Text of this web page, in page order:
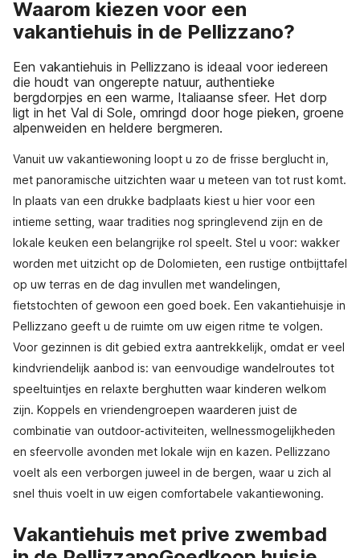
Waarom kiezen voor een
vakantiehuis in de Pellizzano?
Een vakantiehuis in Pellizzano is ideaal voor iedereen
die houdt van ongerepte natuur, authentieke
bergdorpjes en een warme, Italiaanse sfeer. Het dorp
ligt in het Val di Sole, omringd door hoge pieken, groene
alpenweiden en heldere bergmeren.
Vanuit uw vakantiewoning loopt u zo de frisse berglucht in,
met panoramische uitzichten waar u meteen van tot rust komt.
In plaats van een drukke badplaats kiest u hier voor een
intieme setting, waar tradities nog springlevend zijn en de
lokale keuken een belangrijke rol speelt. Stel u voor: wakker
worden met uitzicht op de Dolomieten, een rustige ontbijttafel
op uw terras en de dag invullen met wandelingen,
fietstochten of gewoon een goed boek. Een vakantiehuisje in
Pellizzano geeft u de ruimte om uw eigen ritme te volgen.
Voor gezinnen is dit gebied extra aantrekkelijk, omdat er veel
kindvriendelijk aanbod is: van eenvoudige wandelroutes tot
speeltuintjes en relaxte berghutten waar kinderen welkom
zijn. Koppels en vriendengroepen waarderen juist de
combinatie van outdoor-activiteiten, wellnessmogelijkheden
en sfeervolle avonden met lokale wijn en kazen. Pellizzano
voelt als een verborgen juweel in de bergen, waar u zich al
snel thuis voelt in uw eigen comfortabele vakantiewoning.
Vakantiehuis met prive zwembad